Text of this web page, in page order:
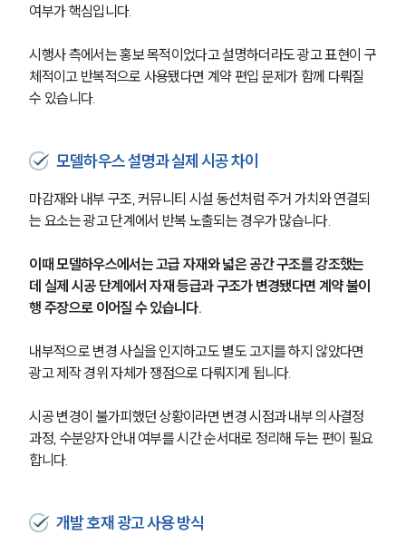
여부가 핵심입니다.
시행사 측에서는 홍보 목적이었다고 설명하더라도 광고 표현이 구
체적이고 반복적으로 사용됐다면 계약 편입 문제가 함께 다뤄질
수 있습니다.
모델하우스 설명과 실제 시공 차이
마감재와 내부 구조, 커뮤니티 시설 동선처럼 주거 가치와 연결되
는 요소는 광고 단계에서 반복 노출되는 경우가 많습니다.
이때 모델하우스에서는 고급 자재와 넓은 공간 구조를 강조했는
데 실제 시공 단계에서 자재 등급과 구조가 변경됐다면 계약 불이
행 주장으로 이어질 수 있습니다.
내부적으로 변경 사실을 인지하고도 별도 고지를 하지 않았다면
광고 제작 경위 자체가 쟁점으로 다뤄지게 됩니다.
시공 변경이 불가피했던 상황이라면 변경 시점과 내부 의사결정
과정, 수분양자 안내 여부를 시간 순서대로 정리해 두는 편이 필요
합니다.
개발 호재 광고 사용 방식